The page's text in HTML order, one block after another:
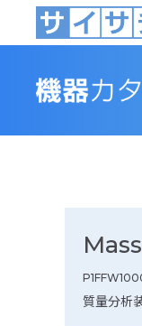
質量分析